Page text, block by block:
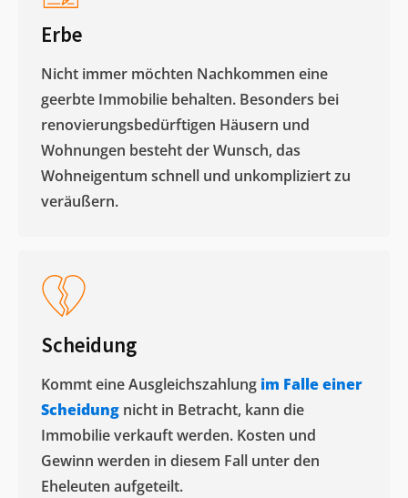
Erbe
Nicht immer möchten Nachkommen eine
geerbte Immobilie behalten. Besonders bei
renovierungsbedürftigen Häusern und
Wohnungen besteht der Wunsch, das
Wohneigentum schnell und unkompliziert zu
veräußern. ​
Scheidung
Kommt eine Ausgleichszahlung im Falle einer
Scheidung nicht in Betracht, kann die
Immobilie verkauft werden. Kosten und
Gewinn werden in diesem Fall unter den
Eheleuten aufgeteilt.​